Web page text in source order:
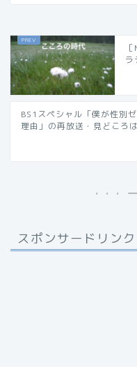
ラ
BS1スペシャル「僕が性別
理由」の再放送・見どころ
スポンサードリンク